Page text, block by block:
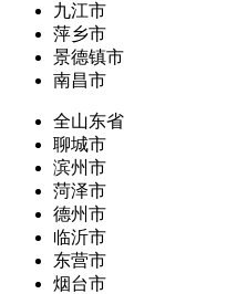
九江市
萍乡市
景德镇市
南昌市
全山东省
聊城市
滨州市
菏泽市
德州市
临沂市
东营市
烟台市